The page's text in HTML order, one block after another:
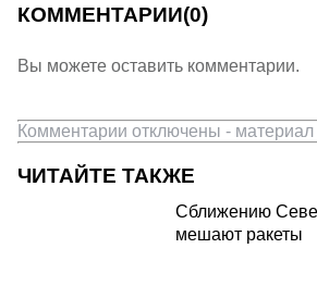
КОММЕНТАРИИ(0)
Вы можете оставить комментарии.
Комментарии отключены -
ЧИТАЙТЕ ТАКЖЕ
Сближению
мешают ракеты